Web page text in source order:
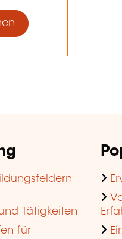
Tätigkeiten
für